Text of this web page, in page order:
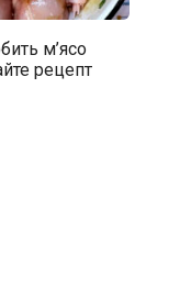
м’ясо
рецепт